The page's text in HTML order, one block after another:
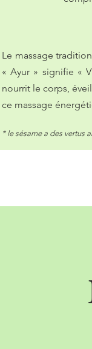
Le massage
« Ayur » signifie «
nourrit le corps,
ce massage
* le sésame a des vertus